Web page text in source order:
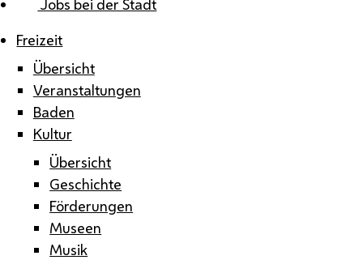
Freizeit
Übersicht
Veranstaltungen
Baden
Kultur
Übersicht
Geschichte
Förderungen
Museen
Musik